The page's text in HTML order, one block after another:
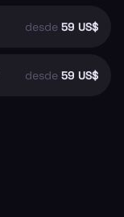
desde 59 US$
desde 59 US$